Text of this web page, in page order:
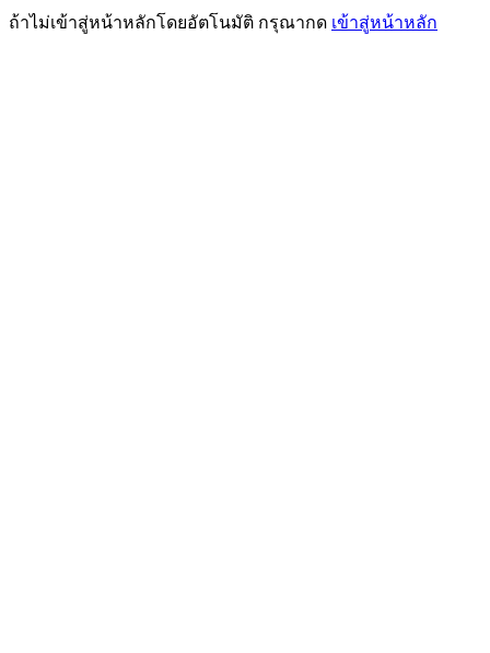
ถ้าไม่เข้าสู่หน้าหลักโดยอัตโนมัติ กรุณากด เข้าสู่หน้าหลัก